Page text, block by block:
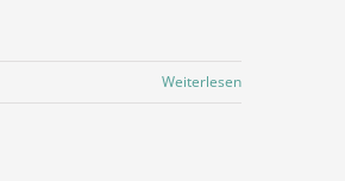
Weiterlesen